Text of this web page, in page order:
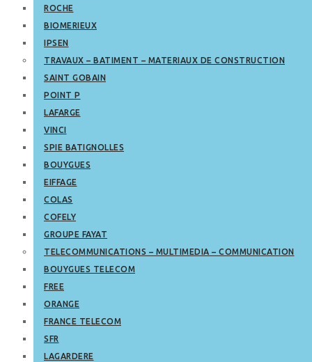
ROCHE
BIOMERIEUX
IPSEN
TRAVAUX – BATIMENT – MATERIAUX DE CONSTRUCTION
SAINT GOBAIN
POINT P
LAFARGE
VINCI
SPIE BATIGNOLLES
BOUYGUES
EIFFAGE
COLAS
COFELY
GROUPE FAYAT
TELECOMMUNICATIONS – MULTIMEDIA – COMMUNICATION
BOUYGUES TELECOM
FREE
ORANGE
FRANCE TELECOM
SFR
LAGARDERE